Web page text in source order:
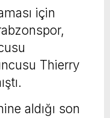
için
Thierry
aldığı son